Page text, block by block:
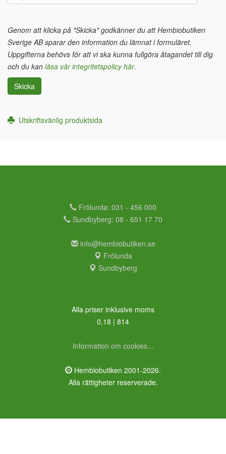
Genom att klicka på "Skicka" godkänner du att Hembiobutiken
Sverige AB sparar den information du lämnat i formuläret.
Uppgifterna behövs för att vi ska kunna fullgöra åtagandet till dig
och du kan läsa vår integritetspolicy här.
Skicka
Utskriftsvänlig produktsida
Frölunda: 031 - 456 000
Sundbyberg: 08 - 651 17 70
info@hembiobutiken.se
Frölunda
Sundbyberg
Alla priser inklusive moms
0,18 | 814
Information om cookies...
Hembiobutiken 2001-2026.
Alla rättigheter reserverade.